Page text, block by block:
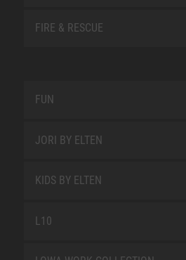
FIRE & RESCUE
FUN
JORI BY ELTEN
KIDS BY ELTEN
L10